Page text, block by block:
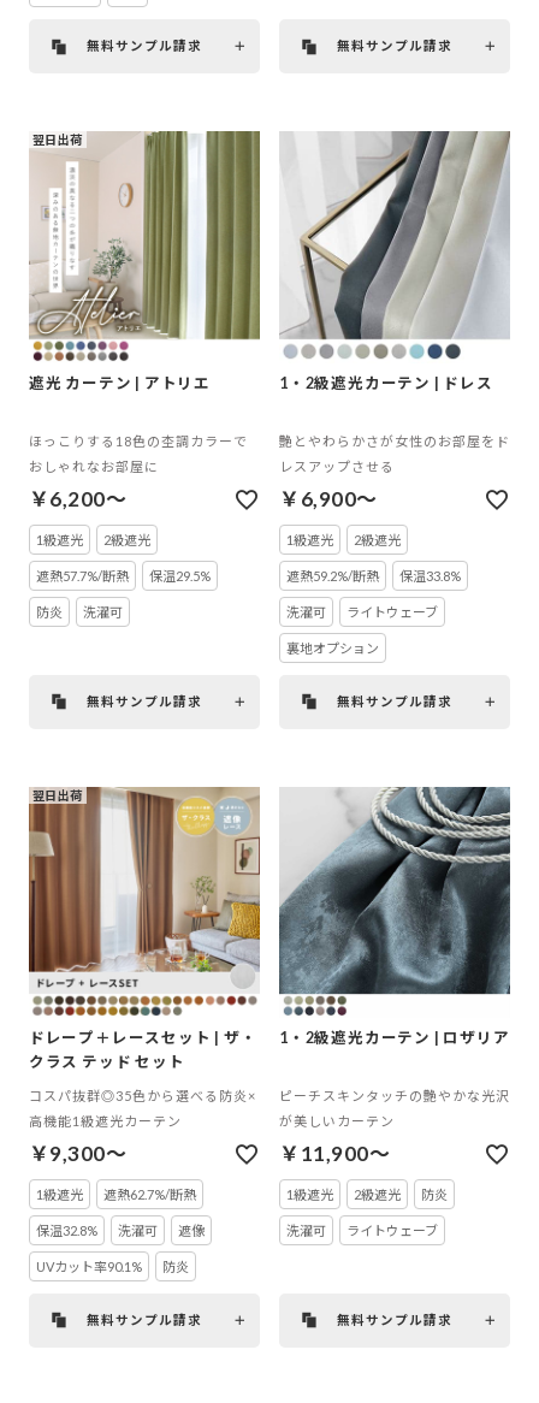
無料サンプル請求 無料サンプル請求
翌日出荷
遮光 カーテン | アトリエ
ほっこりする18色の杢調カラーで
おしゃれなお部屋に
￥6,200～
1級遮光 2級遮光
遮熱57.7%/断熱 保温29.5%
防炎 洗濯可
無料サンプル請求
1・2級遮光カーテン | ドレス
艶とやわらかさが女性のお部屋をド
レスアップさせる
￥6,900～
1級遮光 2級遮光
遮熱59.2%/断熱 保温33.8%
洗濯可 ライトウェーブ
裏地オプション
無料サンプル請求
翌日出荷
ドレープ＋レースセット | ザ・
クラス テッド セット
コスパ抜群◎35色から選べる防炎×
高機能1級遮光カーテン
￥9,300～
1級遮光 遮熱62.7%/断熱
保温32.8% 洗濯可 遮像
UVカット率90.1% 防炎
無料サンプル請求
1・2級遮光カーテン | ロザリア
ピーチスキンタッチの艶やかな光沢
が美しいカーテン
￥11,900～
1級遮光 2級遮光 防炎
洗濯可 ライトウェーブ
無料サンプル請求